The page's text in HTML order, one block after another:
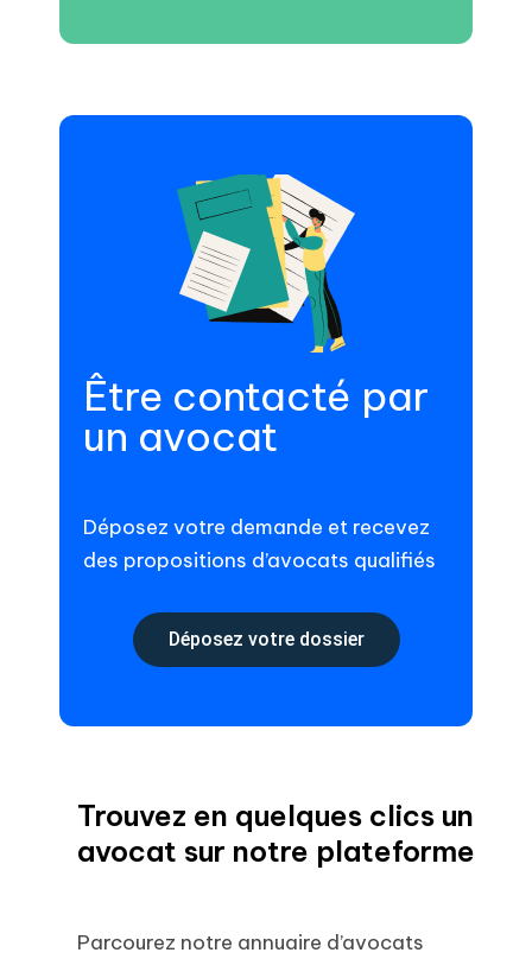
Être contacté par
un avocat
Déposez votre demande et recevez
des propositions d’avocats qualifiés
Déposez votre dossier
Trouvez en quelques clics un
avocat sur notre plateforme
Parcourez notre annuaire d’avocats